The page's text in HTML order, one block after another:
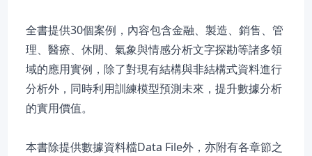
全書提供30個案例，內容包含金融、製造、銷售、管
理、醫療、休閒、氣象與情感分析文字探勘等諸多領
域的應用實例，除了對現有結構與非結構式資料進行
分析外，同時利用訓練模型預測未來，提升數據分析
的實用價值。
本書除提供數據資料檔Data File外，亦附有各章節之